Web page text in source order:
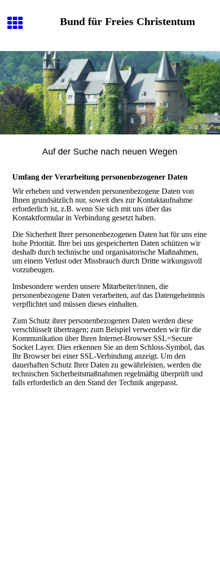
Bund für Freies Christentum
Auf der Suche nach neuen Wegen
Umfang der Verarbeitung personenbezogener Daten
Wir erheben und verwenden personenbezogene Daten von
Ihnen grundsätzlich nur, soweit dies zur Kontaktaufnahme
erforderlich ist, z.B. wenn Sie sich mit uns über das
Kontaktformular in Verbindung gesetzt haben.
Die Sicherheit Ihrer personenbezogenen Daten hat für uns eine
hohe Priorität. Ihre bei uns gespeicherten Daten schützen wir
deshalb durch technische und organisatorische Maßnahmen,
um einem Verlust oder Missbrauch durch Dritte wirkungsvoll
vorzubeugen.
Insbesondere werden unsere Mitarbeiter/innen, die
personenbezogene Daten verarbeiten, auf das Datengeheimnis
verpflichtet und müssen dieses einhalten.
Zum Schutz ihrer personenbezogenen Daten werden diese
verschlüsselt übertragen; zum Beispiel verwenden wir für die
Kommunikation über Ihren Internet-Browser SSL=Secure
Socket Layer. Dies erkennen Sie an dem Schloss-Symbol, das
Ihr Browser bei einer SSL-Verbindung anzeigt. Um den
dauerhaften Schutz Ihrer Daten zu gewährleisten, werden die
technischen Sicherheitsmaßnahmen regelmäßig überprüft und
falls erforderlich an den Stand der Technik angepasst.